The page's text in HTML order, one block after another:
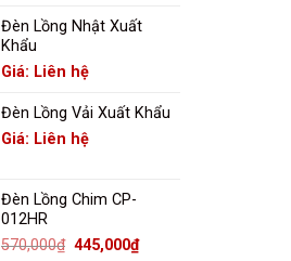
Đèn Lồng Nhật Xuất
Khẩu
Giá: Liên hệ
Đèn Lồng Vải Xuất Khẩu
Giá: Liên hệ
Đèn Lồng Chim CP-
012HR
570,000₫ Giá
445,000₫Giá